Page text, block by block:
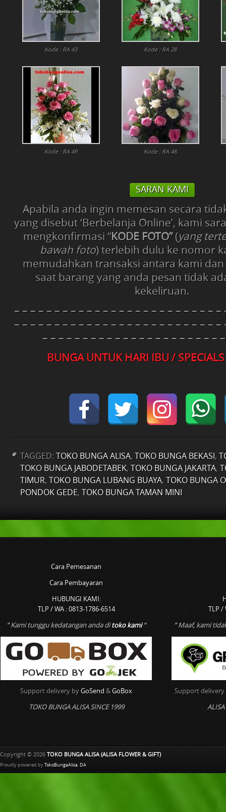
Kode : RA 43 Kode : RA 28
Kode : RA 49 Kode : RA 48
SARAN KAMI
Apabila anda ingin memesan secara
yang disebut ‘Berbelanja Online’, kami
mengkonfirmasi “KODE FOTO”(yang
bawah foto) terlebih dulu ke nomor
memudahkan transaksi antara kami
saat barang yang anda pesan tidak
kekeliruan.
– – – – – – – – – – – – – – – – – – – – – – – – – –
– – – – – – – – – – – – – – – – – – – – – – – – – –
– – – – – – – – – – – – – – – – – – – – – –
BUNGA UNTUK HARI IBU /
TAGGED: TOKO BUNGA ALISA, TOKO BUNGA BEKASI,
TOKO BUNGA JABODETABEK, TOKO BUNGA JAKARTA,
TIMUR, TOKO BUNGA LUBANG BUAYA, TOKO BUNGA
PONDOK GEDE, TOKO BUNGA TAMAN MINI
Cara Pemesanan
Cara Pembayaran
HUBUNGI KAMI:
TLP / WA : 0813-1786-6514
” Kami tunggu kedatangan anda ditoko kami“
Support delivery byGoSend &GoBox
TOKO BUNGA ALISA SINCE 1999
TLP /
” Maaf, kami
Support
Copyright © 2026 TOKO BUNGA ALISA (ALISA FLOWER & GIFT)
Proudly powered by TokoBungaAlisa. DA